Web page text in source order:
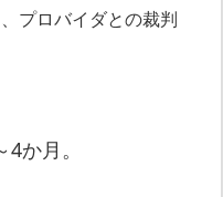
プロバイダとの裁判
か月。